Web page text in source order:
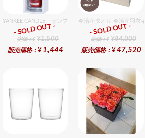
YANKEE CANDLE サンプラー3個・ホルダーセット
ギフト
定価：¥ ¥1,500
販売価格：¥ 1,444
- SOLD OUT -
今治産タオル 今治産羽衣
ギフト
定価：¥ ¥84,000
販売価格：¥ 47,520
- SOLD OUT -